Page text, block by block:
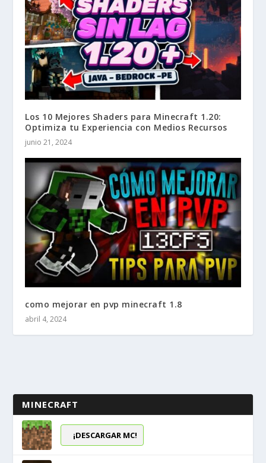
Los 10 Mejores Shaders para Minecraft 1.20:
Optimiza tu Experiencia con Medios Recursos
junio 21, 2024
como mejorar en pvp minecraft 1.8
abril 4, 2024
MINECRAFT
¡DESCARGAR MC!